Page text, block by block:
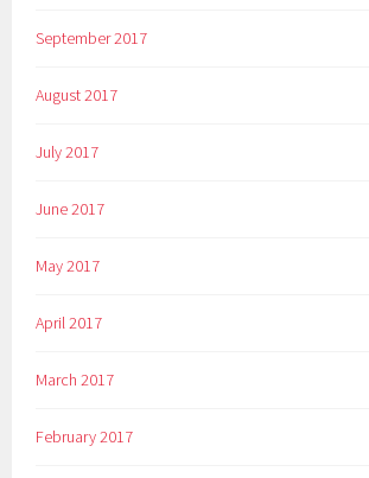
September 2017
August 2017
July 2017
June 2017
May 2017
April 2017
March 2017
February 2017